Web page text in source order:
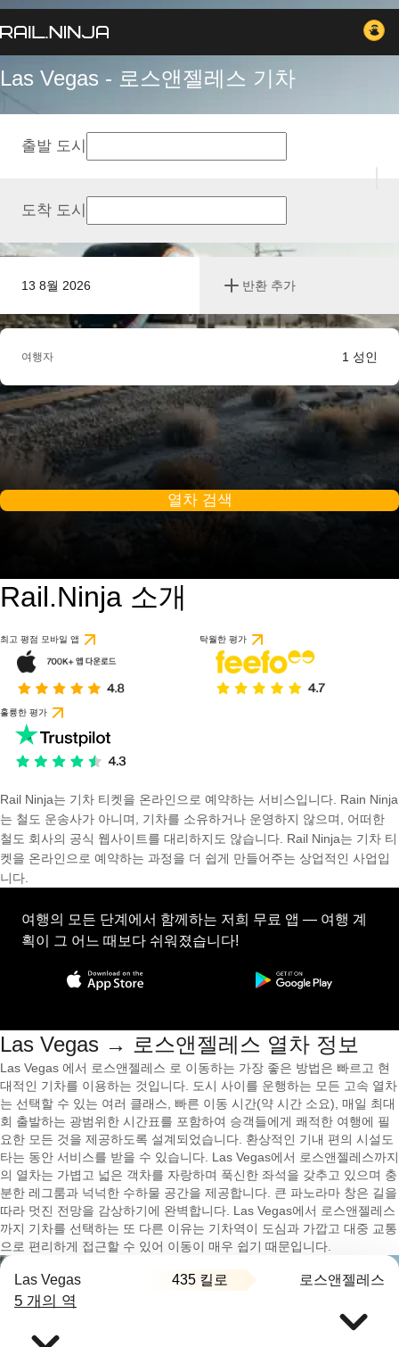
Las Vegas - 로스앤젤레스 기차
13 8월 2026 반환 추가
출발 도시
도착 도시
여행자 1 성인
열차 검색
Rail.Ninja 소개
최고 평점 모바일 앱 탁월한 평가
훌륭한 평가
Rail Ninja는 기차 티켓을 온라인으로 예약하는 서비스입니다. Rain Ninja
는 철도 운송사가 아니며, 기차를 소유하거나 운영하지 않으며, 어떠한
철도 회사의 공식 웹사이트를 대리하지도 않습니다. Rail Ninja는 기차 티
켓을 온라인으로 예약하는 과정을 더 쉽게 만들어주는 상업적인 사업입
니다.
여행의 모든 단계에서 함께하는 저희 무료 앱 — 여행 계
획이 그 어느 때보다 쉬워졌습니다!
Las Vegas → 로스앤젤레스 열차 정보
Las Vegas 에서 로스앤젤레스 로 이동하는 가장 좋은 방법은 빠르고 현
대적인 기차를 이용하는 것입니다. 도시 사이를 운행하는 모든 고속 열차
는 선택할 수 있는 여러 클래스, 빠른 이동 시간(약 시간 소요), 매일 최대
회 출발하는 광범위한 시간표를 포함하여 승객들에게 쾌적한 여행에 필
요한 모든 것을 제공하도록 설계되었습니다. 환상적인 기내 편의 시설도
타는 동안 서비스를 받을 수 있습니다. Las Vegas에서 로스앤젤레스까지
의 열차는 가볍고 넓은 객차를 자랑하며 푹신한 좌석을 갖추고 있으며 충
분한 레그룸과 넉넉한 수하물 공간을 제공합니다. 큰 파노라마 창은 길을
따라 멋진 전망을 감상하기에 완벽합니다. Las Vegas에서 로스앤젤레스
까지 기차를 선택하는 또 다른 이유는 기차역이 도심과 가깝고 대중 교통
으로 편리하게 접근할 수 있어 이동이 매우 쉽기 때문입니다.
Las Vegas 435 킬로 로스앤젤레스
5 개의 역